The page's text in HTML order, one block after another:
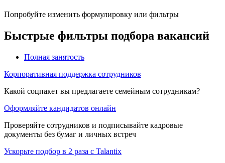
Попробуйте изменить формулировку или фильтры
Быстрые фильтры подбора вакансий
Полная занятость
Корпоративная поддержка сотрудников
Какой соцпакет вы предлагаете семейным сотрудникам?
Оформляйте кандидатов онлайн
Проверяйте сотрудников и подписывайте кадровые
документы без бумаг и личных встреч
Ускорьте подбор в 2 раза с Talantix